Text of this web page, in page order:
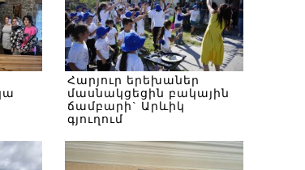
Հարյուր երեխաներ
մասնակցեցին բակային
ճամբարի` Արևիկ
գյուղում